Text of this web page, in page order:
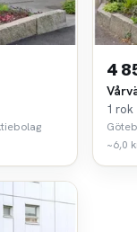
4
1 rok
~6,0